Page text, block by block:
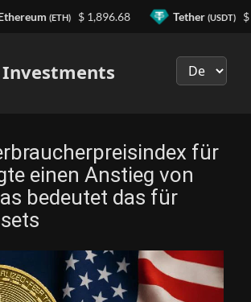
Investments
für
einen Anstieg von
bedeutet das für
(ETH) $ 1,896.68 Tether(USDT) $